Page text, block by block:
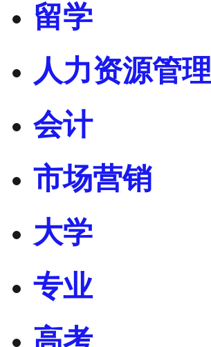
留学
人力资源管理
会计
市场营销
大学
专业
高考